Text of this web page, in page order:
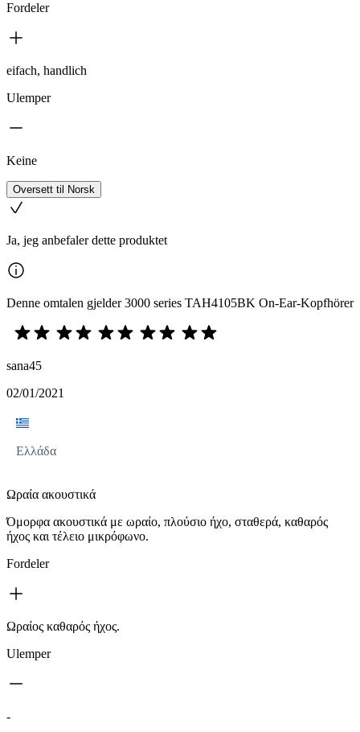
Fordeler
eifach, handlich
Ulemper
Keine
Oversett til Norsk
Ja, jeg anbefaler dette produktet
Denne omtalen gjelder 3000 series TAH4105BK On-Ear-Kopfhörer
sana45
02/01/2021
Ελλάδα
Ωραία ακουστικά
Όμορφα ακουστικά με ωραίο, πλούσιο ήχο, σταθερά, καθαρός
ήχος και τέλειο μικρόφωνο.
Fordeler
Ωραίος καθαρός ήχος.
Ulemper
-